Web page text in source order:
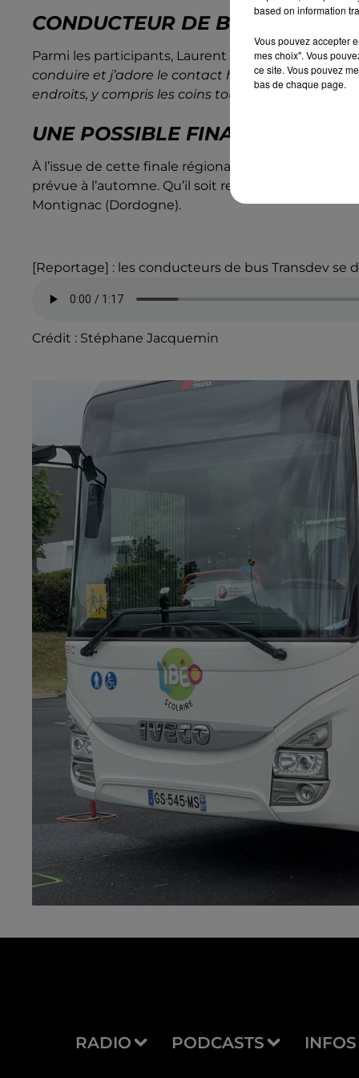
CONDUCTEUR DE BUS, UN
Parmi les participants, Laurent a choisi ce métier
conduire et j’adore le contact humain. On
endroits, y compris les coins touristiques
", confie-
UNE POSSIBLE FINALE
À l’issue de cette finale régionale, certains
prévue à l’automne. Qu’il soit retenu ou non,
Montignac (Dordogne).
[Reportage] : les conducteurs de bus Transdev se
Crédit : Stéphane Jacquemin
RADIO PODCASTS INFOS
based on information
Vous pouvez accepter
mes choix". Vous
ce site. Vous pouvez
bas de chaque page.